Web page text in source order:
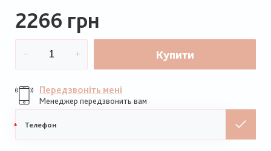
2266 грн
Купити
Передзвоніть мені
Менеджер передзвонить вам
телефон